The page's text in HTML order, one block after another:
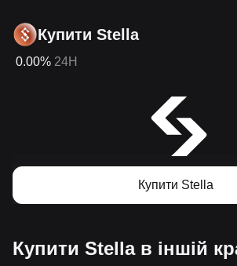
Купити Stella
0.00% 24H
Купити Stella
Купити Stella в іншій